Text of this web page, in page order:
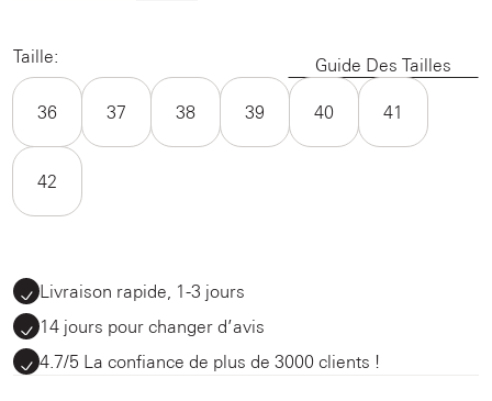
Taille: Guide Des Tailles
36 37 38 39 40 41
42
Livraison rapide, 1-3 jours
14 jours pour changer d’avis
4.7/5 La confiance de plus de 3000 clients !